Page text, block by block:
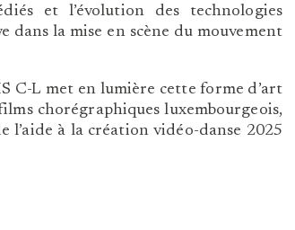
et l’évolution des technologies
la mise en scène du mouvement
C-L met en lumière cette forme d’art
chorégraphiques luxembourgeois,
à la création vidéo-danse 2025